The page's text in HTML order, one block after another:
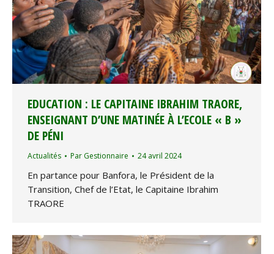
EDUCATION : LE CAPITAINE IBRAHIM TRAORE,
ENSEIGNANT D’UNE MATINÉE À L’ECOLE « B »
DE PÉNI
Actualités Par Gestionnaire 24 avril 2024
En partance pour Banfora, le Président de la
Transition, Chef de l’Etat, le Capitaine Ibrahim
TRAORE